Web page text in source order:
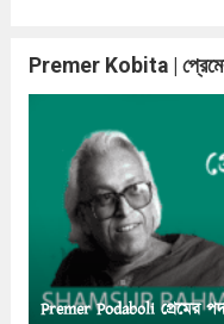
Premer Kobita |
Premer Podaboli প্রেমের